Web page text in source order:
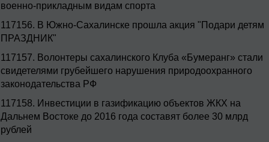
военно-прикладным видам спорта
117156. В Южно-Сахалинске прошла акция "Подари детям
ПРАЗДНИК"
117157. Волонтеры сахалинского Клуба «Бумеранг» стали
свидетелями грубейшего нарушения природоохранного
законодательства РФ
117158. Инвестиции в газификацию объектов ЖКХ на
Дальнем Востоке до 2016 года составят более 30 млрд
рублей